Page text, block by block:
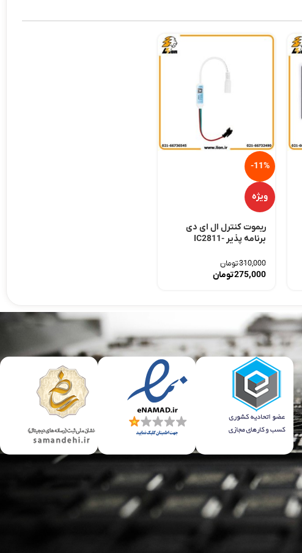
-11%
ویژه
ریموت کنترل ال ای دی
برنامه پذیر IC2811-
310,000تومان
275,000تومان